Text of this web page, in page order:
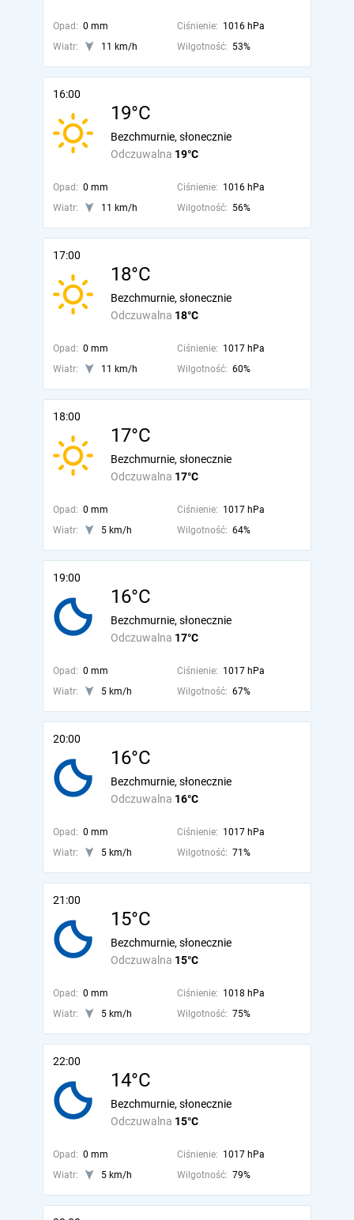
Opad: 0 mm Ciśnienie: 1016 hPa
Wiatr:
11 km/h Wilgotność: 53%
16:00
19°C
Odczuwalna 19°C
Bezchmurnie, słonecznie
Opad: 0 mm Ciśnienie: 1016 hPa
Wiatr:
11 km/h Wilgotność: 56%
17:00
18°C
Odczuwalna 18°C
Bezchmurnie, słonecznie
Opad: 0 mm Ciśnienie: 1017 hPa
Wiatr:
11 km/h Wilgotność: 60%
18:00
17°C
Odczuwalna 17°C
Bezchmurnie, słonecznie
Opad: 0 mm Ciśnienie: 1017 hPa
Wiatr:
5 km/h Wilgotność: 64%
19:00
16°C
Odczuwalna 17°C
Bezchmurnie, słonecznie
Opad: 0 mm Ciśnienie: 1017 hPa
Wiatr:
5 km/h Wilgotność: 67%
20:00
16°C
Odczuwalna 16°C
Bezchmurnie, słonecznie
Opad: 0 mm Ciśnienie: 1017 hPa
Wiatr:
5 km/h Wilgotność: 71%
21:00
15°C
Odczuwalna 15°C
Bezchmurnie, słonecznie
Opad: 0 mm Ciśnienie: 1018 hPa
Wiatr:
5 km/h Wilgotność: 75%
22:00
14°C
Odczuwalna 15°C
Bezchmurnie, słonecznie
Opad: 0 mm Ciśnienie: 1017 hPa
Wiatr:
5 km/h Wilgotność: 79%